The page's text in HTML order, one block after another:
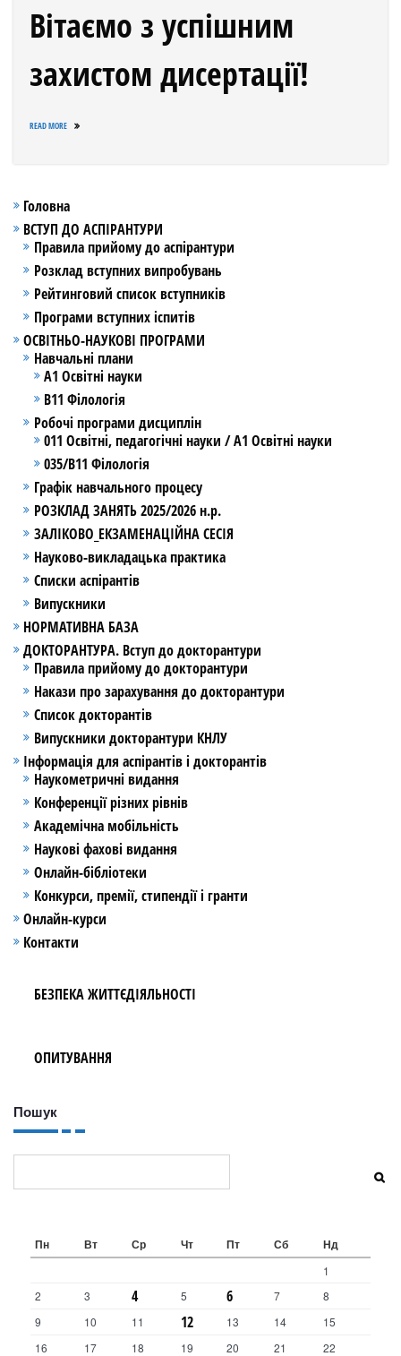
Вітаємо з успішним
захистом дисертації!
READ MORE
Головна
ВСТУП ДО АСПІРАНТУРИ
Правила прийому до аспірантури
Розклад вступних випробувань
Рейтинговий список вступників
Програми вступних іспитів
ОСВІТНЬО-НАУКОВІ ПРОГРАМИ
Навчальні плани
А1 Освітні науки
В11 Філологія
Робочі програми дисциплін
011 Освітні, педагогічні науки / А1 Освітні науки
035/В11 Філологія
Графік навчального процесу
РОЗКЛАД ЗАНЯТЬ 2025/2026 н.р.
ЗАЛІКОВО_ЕКЗАМЕНАЦІЙНА СЕСІЯ
Науково-викладацька практика
Списки аспірантів
Випускники
НОРМАТИВНА БАЗА
ДОКТОРАНТУРА. Вступ до докторантури
Правила прийому до докторантури
Накази про зарахування до докторантури
Список докторантів
Випускники докторантури КНЛУ
Інформація для аспірантів і докторантів
Наукометричні видання
Конференції різних рівнів
Академічна мобільність
Наукові фахові видання
Онлайн-бібліотеки
Конкурси, премії, стипендії і гранти
Онлайн-курси
Контакти
БЕЗПЕКА ЖИТТЄДІЯЛЬНОСТІ
ОПИТУВАННЯ
Пошук
Пн Вт Ср Чт Пт Сб Нд
1
2
3 4 5 6 7
8
9
10 11 12 13 14
15
16
17 18 19 20 21
22